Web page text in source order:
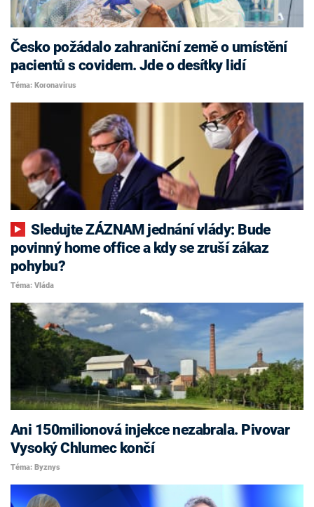
Česko požádalo zahraniční země o umístění
pacientů s covidem. Jde o desítky lidí
Téma: Koronavirus
Sledujte ZÁZNAM jednání vlády: Bude
povinný home office a kdy se zruší zákaz
pohybu?
Téma: Vláda
Ani 150milionová injekce nezabrala. Pivovar
Vysoký Chlumec končí
Téma: Byznys